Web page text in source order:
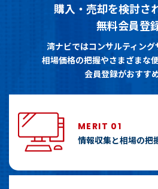
購入・売却を検討さ
無料会員登
湾ナビではコンサルティング
相場価格の把握やさまざまな
会員登録がおすすめ
MERIT 01
情報収集と相場の把